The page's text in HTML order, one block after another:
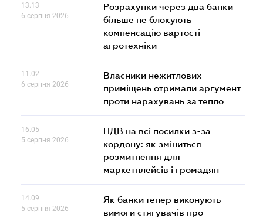
13.13
6 серпня 2026
Розрахунки через два банки
більше не блокують
компенсацію вартості
агротехніки
11.02
6 серпня 2026
Власники нежитлових
приміщень отримали аргумент
проти нарахувань за тепло
16.05
5 серпня 2026
ПДВ на всі посилки з-за
кордону: як зміниться
розмитнення для
маркетплейсів і громадян
14.09
5 серпня 2026
Як банки тепер виконують
вимоги стягувачів про